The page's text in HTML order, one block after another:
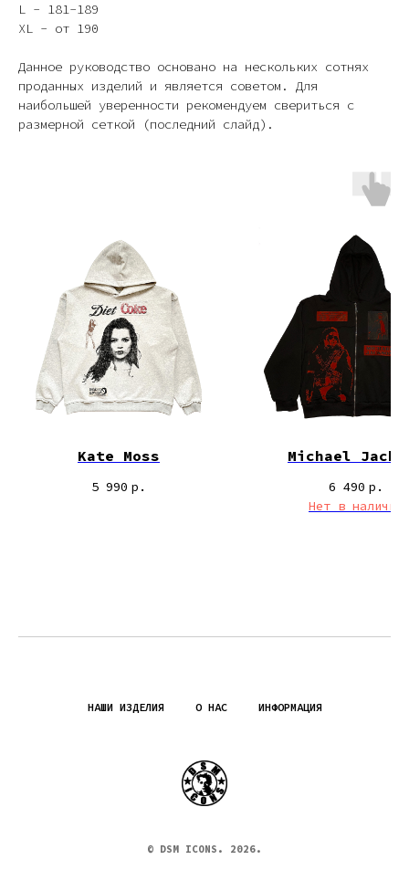
L - 181-189
XL - от 190
Данное руководство основано на нескольких сотнях
проданных изделий и является советом. Для
наибольшей уверенности рекомендуем свериться с
размерной сеткой (последний слайд).
Kate Moss
5 990 р.
Michael
6 490 р.
Нет в наличии
НАШИ ИЗДЕЛИЯ О НАС ИНФОРМАЦИЯ
© DSM ICONS. 2026.